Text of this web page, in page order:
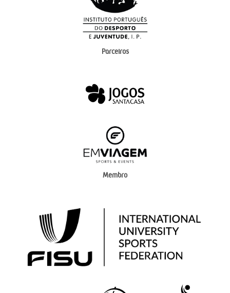
Parceiros
Membro